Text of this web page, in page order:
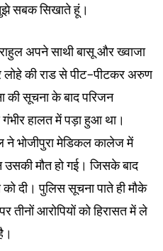
सबक सिखाते हूं।
अपने साथी बासू और ख्वाजा
की राड से पीट-पीटकर अरुण
की सूचना के बाद परिजन
हालत में पड़ा हुआ था।
ने भोजीपुरा मेडिकल कालेज में
उसकी मौत हो गई। जिसके बाद
दी। पुलिस सूचना पाते ही मौके
तीनों आरोपियों को हिरासत में ले